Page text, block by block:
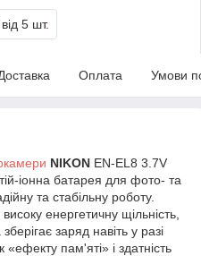
від 5 шт.
Оплата Умови
NIKON EN-EL8 3.7V
іонна батарея для фото- та
та стабільну роботу.
енергетичну щільність,
заряд навіть у разі
пам'яті» і здатність